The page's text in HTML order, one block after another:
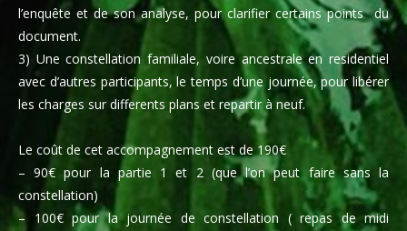
l’enquête et de son analyse, pour clarifier certains points du
document.
3) Uneconstellation familiale, voire ancestrale en residentiel
avec d’autres participants, le temps d’une journée, pour libérer
les charges sur differents plans et repartir à neuf.
Le coût de cet accompagnement est de 190€
– 90€ pour la partie 1 et 2 (que l’on peut faire sans la
constellation)
– 100€ pour la journée de constellation ( repas de midi